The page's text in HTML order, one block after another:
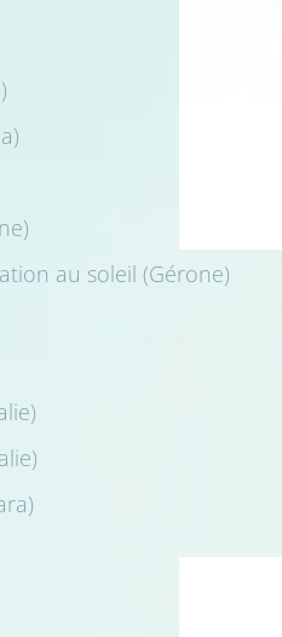
au soleil (Gérone)